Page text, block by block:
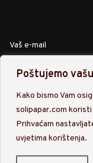
Poštujemo
Kako bismo Vam
solipapar.com
Prihvaćam
uvjetima korištenja.
Upisom na našu